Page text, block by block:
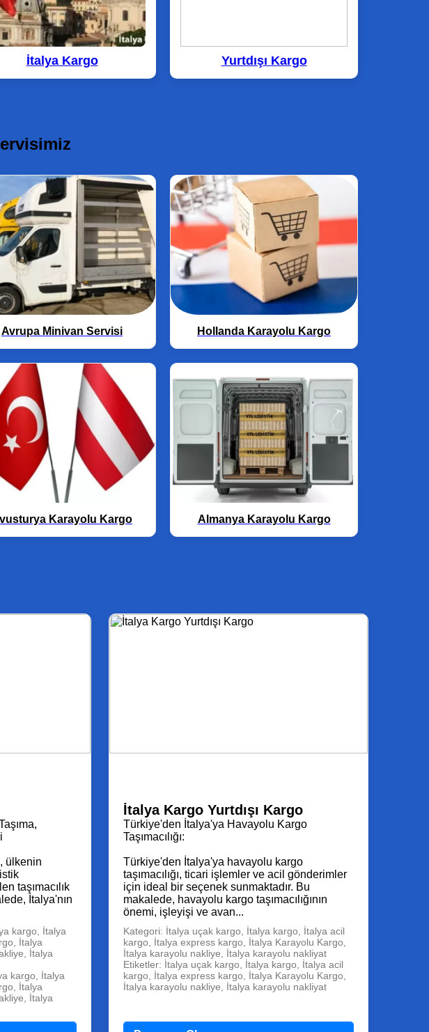
İtalya Kargo Yurtdışı Kargo
Avrupa Minivan Servisi Hollanda Karayolu Kargo
Karayolu Kargo Almanya Karayolu Kargo
ülkenin
taşımacılık
İtalya'nın
kargo, İtalya
İtalya
İtalya
kargo, İtalya
İtalya
İtalya
İtalya Kargo Yurtdışı Kargo
Türkiye'den İtalya'ya Havayolu Kargo
Taşımacılığı:
Türkiye'den İtalya'ya havayolu kargo
taşımacılığı, ticari işlemler ve acil gönderimler
için ideal bir seçenek sunmaktadır. Bu
makalede, havayolu kargo taşımacılığının
önemi, işleyişi ve avan...
Kategori: İtalya uçak kargo, İtalya kargo, İtalya acil
kargo, İtalya express kargo, İtalya Karayolu Kargo,
İtalya karayolu nakliye, İtalya karayolu nakliyat
Etiketler: İtalya uçak kargo, İtalya kargo, İtalya acil
kargo, İtalya express kargo, İtalya Karayolu Kargo,
İtalya karayolu nakliye, İtalya karayolu nakliyat